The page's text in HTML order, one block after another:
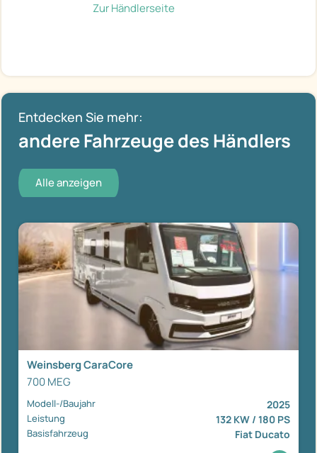
Zur Händlerseite
Entdecken Sie mehr:
andere Fahrzeuge des Händlers
Alle anzeigen
Weinsberg CaraCore
700 MEG
Modell-/Baujahr 2025
Leistung 132 KW / 180 PS
Basisfahrzeug Fiat Ducato